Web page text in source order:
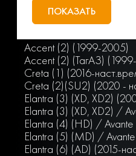
Accent (2) (1999-2005)
Accent (2) (ТагАЗ)
Creta (1) (2016-
Creta (2)(SU2) (2020 -
Elantra (3) (XD, XD2)
Elantra (3) (XD, ХD2) /
Elantra (4) (HD) /
Elantra (5) (MD) /
Elantra (6) (AD) (2015-